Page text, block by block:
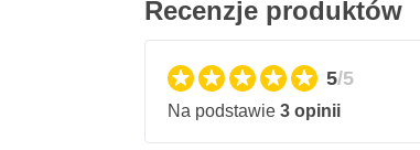
Recenzje produktów
5/5
Na podstawie 3 opinii